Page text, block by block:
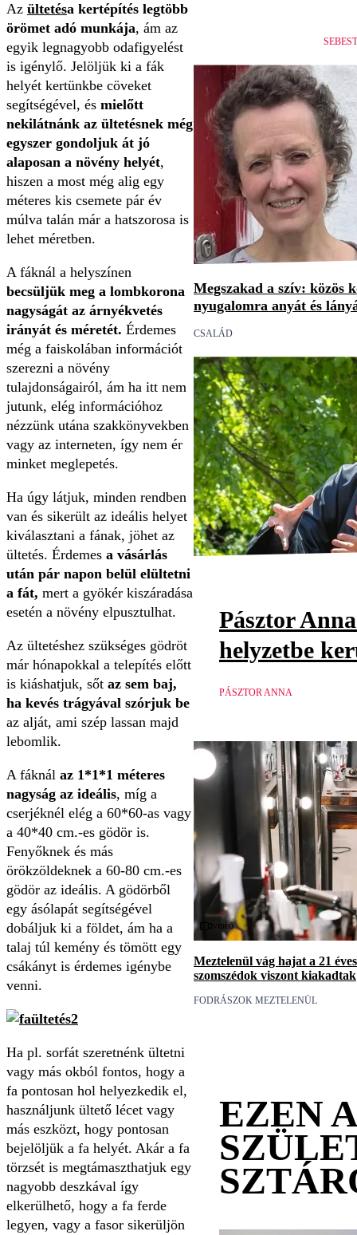
Az ültetésa kertépítés legtöbb
örömet adó munkája, ám az
egyik legnagyobb odafigyelést
is igénylő. Jelöljük ki a fák
helyét kertünkbe cöveket
segítségével, és mielőtt
nekilátnánk az ültetésnek még
egyszer gondoljuk át jó
alaposan a növény helyét,
hiszen a most még alig egy
méteres kis csemete pár év
múlva talán már a hatszorosa is
lehet méretben.
A fáknál a helyszínen
becsüljük meg a lombkorona
nagyságát az árnyékvetés
irányát és méretét. Érdemes
még a faiskolában információt
szerezni a növény
tulajdonságairól, ám ha itt nem
jutunk, elég információhoz
nézzünk utána szakkönyvekben
vagy az interneten, így nem ér
minket meglepetés.
Ha úgy látjuk, minden rendben
van és sikerült az ideális helyet
kiválasztani a fának, jöhet az
ültetés. Érdemes a vásárlás
után pár napon belül elültetni
a fát, mert a gyökér kiszáradása
esetén a növény elpusztulhat.
Az ültetéshez szükséges gödröt
már hónapokkal a telepítés előtt
is kiáshatjuk, sőt az sem baj,
ha kevés trágyával szórjuk be
az alját, ami szép lassan majd
lebomlik.
A fáknál az 1*1*1 méteres
nagyság az ideális, míg a
cserjéknél elég a 60*60-as vagy
a 40*40 cm.-es gödör is.
Fenyőknek és más
örökzöldeknek a 60-80 cm.-es
gödör az ideális. A gödörből
egy ásólapát segítségével
dobáljuk ki a földet, ám ha a
talaj túl kemény és tömött egy
csákányt is érdemes igénybe
venni.
Ha pl. sorfát szeretnénk ültetni
vagy más okból fontos, hogy a
fa pontosan hol helyezkedik el,
használjunk ültető lécet vagy
más eszközt, hogy pontosan
bejelöljük a fa helyét. Akár a fa
törzsét is megtámaszthatjuk egy
nagyobb deszkával így
elkerülhető, hogy a fa ferde
legyen, vagy a fasor sikerüljön
Megszakad a szív: közös
nyugalomra anyát és
CSALÁD
Pásztor
helyzetbe
PÁSZTOR ANNA
Videó
Meztelenül vág hajat a 21
szomszédok viszont kiakadtak
FODRÁSZOK MEZTELENÜL
EZEN